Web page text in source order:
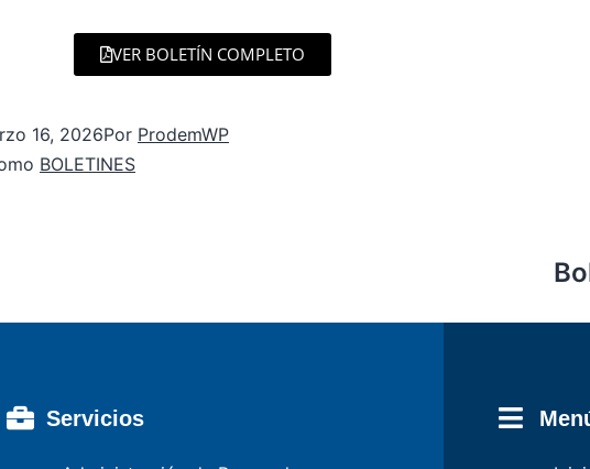
VER BOLETÍN COMPLETO
16, 2026Por ProdemWP
BOLETINES
Servicios